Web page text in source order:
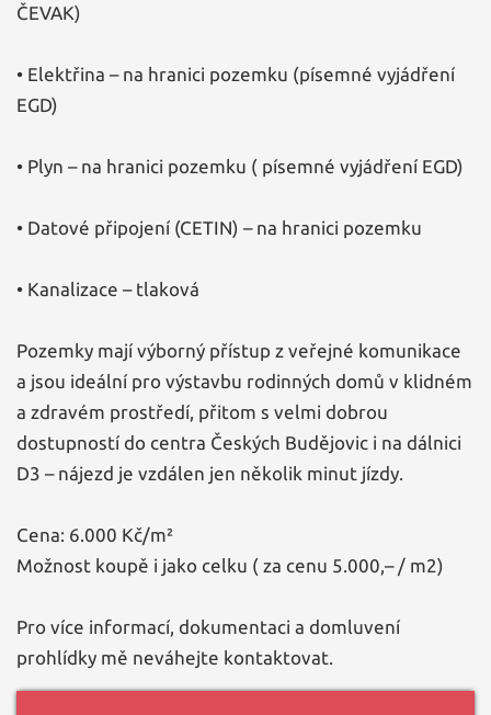
ČEVAK)
• Elektřina – na hranici pozemku (písemné vyjádření
EGD)
• Plyn – na hranici pozemku ( písemné vyjádření EGD)
• Datové připojení (CETIN) – na hranici pozemku
• Kanalizace – tlaková
Pozemky mají výborný přístup z veřejné komunikace
a jsou ideální pro výstavbu rodinných domů v klidném
a zdravém prostředí, přitom s velmi dobrou
dostupností do centra Českých Budějovic i na dálnici
D3 – nájezd je vzdálen jen několik minut jízdy.
Cena: 6.000 Kč/m²
Možnost koupě i jako celku ( za cenu 5.000,– / m2)
Pro více informací, dokumentaci a domluvení
prohlídky mě neváhejte kontaktovat.